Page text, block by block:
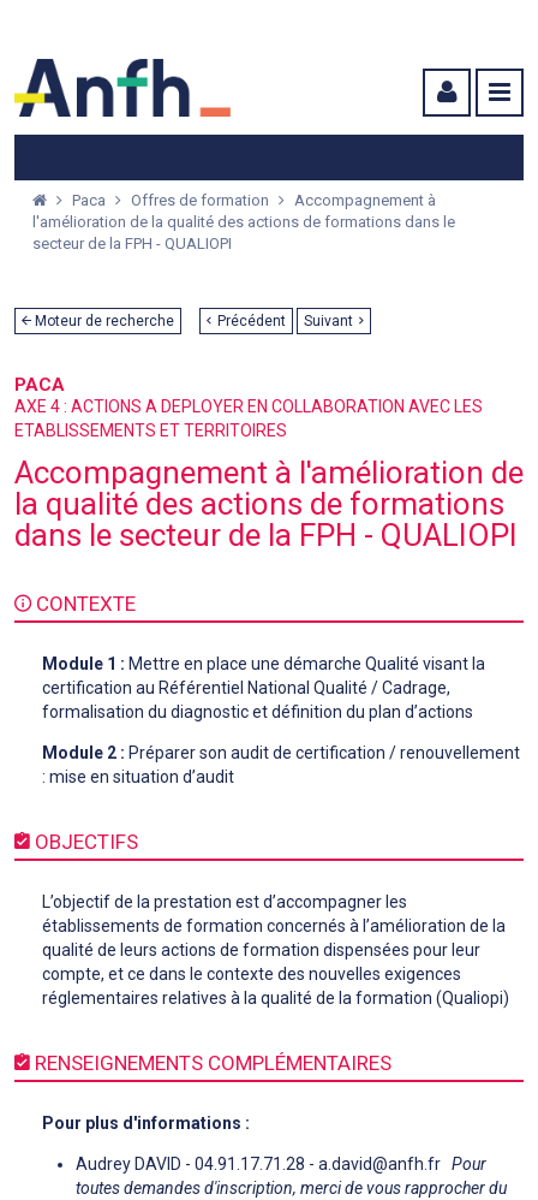
Paca Offres de formation
Accompagnement à
l'amélioration de la qualité des actions de formations dans le
secteur de la FPH - QUALIOPI
Moteur de recherche Précédent Suivant
PACA
AXE 4 : ACTIONS A DEPLOYER EN COLLABORATION AVEC LES
ETABLISSEMENTS ET TERRITOIRES
Accompagnement à l'amélioration de
la qualité des actions de formations
dans le secteur de la FPH - QUALIOPI
CONTEXTE
Module 1 : Mettre en place une démarche Qualité visant la
certification au Référentiel National Qualité / Cadrage,
formalisation du diagnostic et définition du plan d’actions
Module 2 : Préparer son audit de certification / renouvellement
: mise en situation d’audit
OBJECTIFS
L’objectif de la prestation est d’accompagner les
établissements de formation concernés à l’amélioration de la
qualité de leurs actions de formation dispensées pour leur
compte, et ce dans le contexte des nouvelles exigences
réglementaires relatives à la qualité de la formation (Qualiopi)
RENSEIGNEMENTS COMPLÉMENTAIRES
Pour plus d'informations :
Audrey DAVID - 04.91.17.71.28 - a.david@anfh.fr Pour
toutes demandes d'inscription, merci de vous rapprocher du